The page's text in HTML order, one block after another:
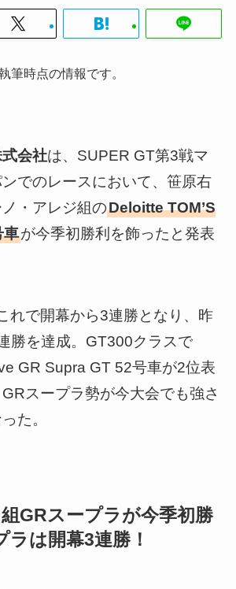
筆時点の情報です。
式会社は、SUPER GT第3戦マ
でのレースにおいて、笹原右
・アレジ組のDeloitte TOM’S
車が今季初勝利を飾ったと発表
れで開幕から3連勝となり、昨
勝を達成。GT300クラスで
GR Supra GT 52号車が2位表
スープラ勢が今大会でも強さ
た。
GRスープラが今季初勝
は開幕3連勝！